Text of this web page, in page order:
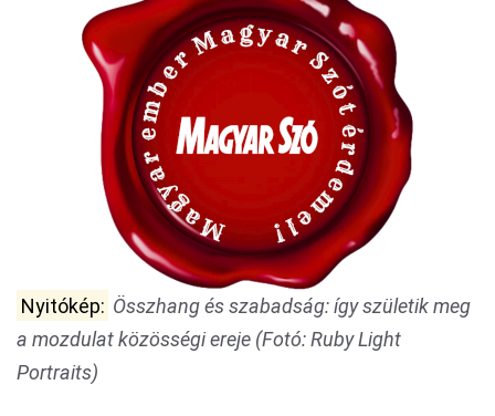
Nyitókép: Összhang és szabadság: így születik meg
a mozdulat közösségi ereje (Fotó: Ruby Light
Portraits)